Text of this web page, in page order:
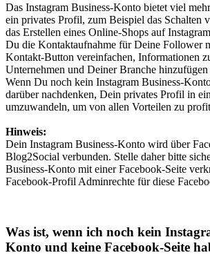
Das Instagram Business-Konto bietet viel
ein privates Profil, zum Beispiel das Schalten
das Erstellen eines Online-Shops auf
Du die Kontaktaufnahme für Deine Follower
Kontakt-Button vereinfachen, Informationen
Unternehmen und Deiner Branche hinzufügen
Wenn Du noch kein Instagram Business-
darüber nachdenken, Dein privates Profil in
umzuwandeln, um von allen Vorteilen zu
Hinweis:
Dein Instagram Business-Konto wird über
Blog2Social verbunden. Stelle daher bitte
Business-Konto mit einer Facebook-Seite
Facebook-Profil Adminrechte für diese
Was ist, wenn ich noch kein
Konto und keine Facebook-Seite